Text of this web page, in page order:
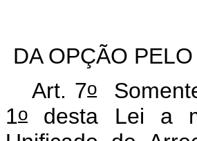
DA OPÇÃO
Art. 7o
1o desta Lei a